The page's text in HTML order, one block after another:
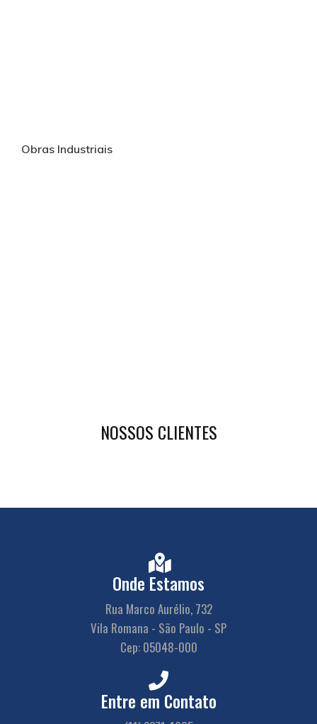
Obras Industriais
NOSSOS CLIENTES
Onde Estamos
Rua Marco Aurélio, 732
Vila Romana - São Paulo - SP
Cep: 05048-000
Entre em Contato